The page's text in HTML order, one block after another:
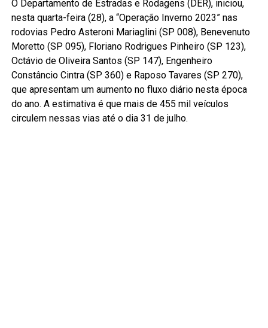
O Departamento de Estradas e Rodagens (DER), iniciou,
nesta quarta-feira (28), a “Operação Inverno 2023” nas
rodovias Pedro Asteroni Mariaglini (SP 008), Benevenuto
Moretto (SP 095), Floriano Rodrigues Pinheiro (SP 123),
Octávio de Oliveira Santos (SP 147), Engenheiro
Constâncio Cintra (SP 360) e Raposo Tavares (SP 270),
que apresentam um aumento no fluxo diário nesta época
do ano. A estimativa é que mais de 455 mil veículos
circulem nessas vias até o dia 31 de julho.